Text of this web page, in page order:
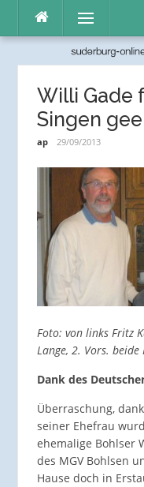
Inhalt
Menü
Willi Gade
Singen
ap 29/09/2013
Foto: von links Fritz
Lange, 2. Vors. beide
Dank des
Überraschung,
seiner Ehefrau
ehemalige Bohlser
des MGV Bohlsen
Hause doch in